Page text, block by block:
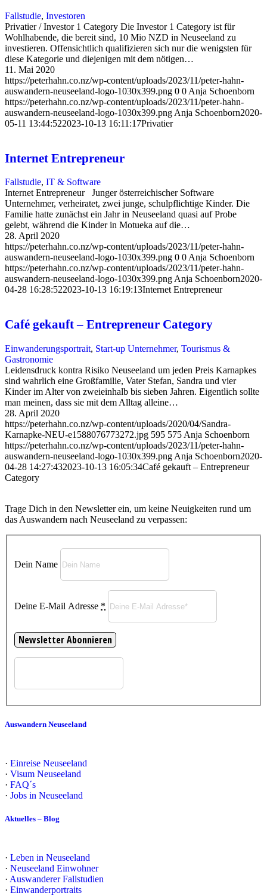
Fallstudie, Investoren
Privatier / Investor 1 Category Die Investor 1 Category ist für
Wohlhabende, die bereit sind, 10 Mio NZD in Neuseeland zu
investieren. Offensichtlich qualifizieren sich nur die wenigsten für
diese Kategorie und diejenigen mit dem nötigen…
11. Mai 2020
https://peterhahn.co.nz/wp-content/uploads/2023/11/peter-hahn-
auswandern-neuseeland-logo-1030x399.png 0 0 Anja Schoenborn
https://peterhahn.co.nz/wp-content/uploads/2023/11/peter-hahn-
auswandern-neuseeland-logo-1030x399.png Anja Schoenborn2020-
05-11 13:44:522023-10-13 16:11:17Privatier
Internet Entrepreneur
Fallstudie, IT & Software
Internet Entrepreneur Junger österreichischer Software
Unternehmer, verheiratet, zwei junge, schulpflichtige Kinder. Die
Familie hatte zunächst ein Jahr in Neuseeland quasi auf Probe
gelebt, während die Kinder in Motueka auf die…
28. April 2020
https://peterhahn.co.nz/wp-content/uploads/2023/11/peter-hahn-
auswandern-neuseeland-logo-1030x399.png 0 0 Anja Schoenborn
https://peterhahn.co.nz/wp-content/uploads/2023/11/peter-hahn-
auswandern-neuseeland-logo-1030x399.png Anja Schoenborn2020-
04-28 16:28:522023-10-13 16:19:13Internet Entrepreneur
Café gekauft – Entrepreneur Category
Einwanderungsportrait, Start-up Unternehmer, Tourismus &
Gastronomie
Leidensdruck kontra Risiko Neuseeland um jeden Preis Karnapkes
sind wahrlich eine Großfamilie, Vater Stefan, Sandra und vier
Kinder im Alter von zweieinhalb bis sieben Jahren. Eigentlich sollte
man meinen, dass sie mit dem Alltag alleine…
28. April 2020
https://peterhahn.co.nz/wp-content/uploads/2020/04/Sandra-
Karnapke-NEU-e1588076773272.jpg 595 575 Anja Schoenborn
https://peterhahn.co.nz/wp-content/uploads/2023/11/peter-hahn-
auswandern-neuseeland-logo-1030x399.png Anja Schoenborn2020-
04-28 14:27:432023-10-13 16:05:34Café gekauft – Entrepreneur
Category
Trage Dich in den Newsletter ein, um keine Neuigkeiten rund um
das Auswandern nach Neuseeland zu verpassen:
Dein Name
Deine E-Mail Adresse *
Auswandern Neuseeland
· Einreise Neuseeland
· Visum Neuseeland
· FAQ´s
· Jobs in Neuseeland
Aktuelles – Blog
· Leben in Neuseeland
· Neuseeland Einwohner
· Auswanderer Fallstudien
· Einwanderportraits